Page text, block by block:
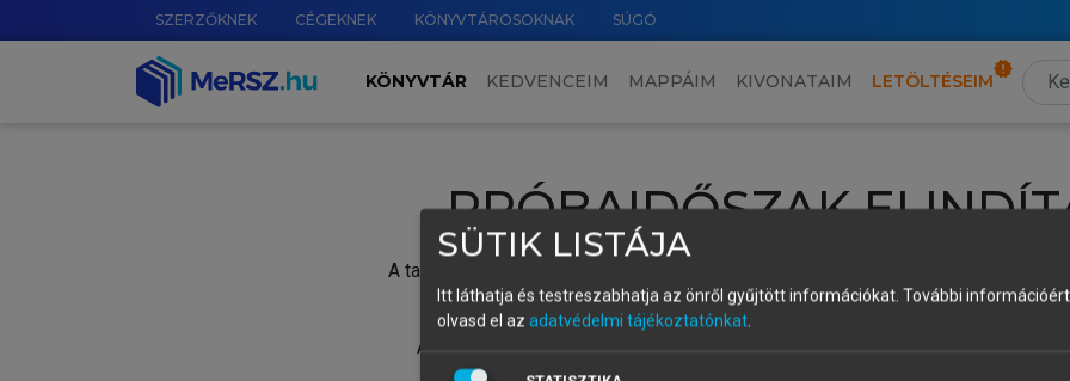
SZERZŐKNEK CÉGEKNEK KÖNYVTÁROSOKNAK SÚGÓ
KÖNYVTÁR KEDVENCEIM MAPPÁIM KIVONATAIM LETÖLTÉSEIM
PRÓBAIDŐSZAK
A tartalom megtekintéséhez lépj be a saját fiókoddal, iskolai azonosítóddal vagy
Új felhasználóként1 óra díjmentes hozzáférésrevagy
A próbaidőszak elindításához,
vagy hozz
A regisztráció után a
SÜTIK LISTÁJA
Itt láthatja és testreszabhatja az önről gyűjtött információkat. További
olvasd el az adatvédelmi tájékoztatónkat.